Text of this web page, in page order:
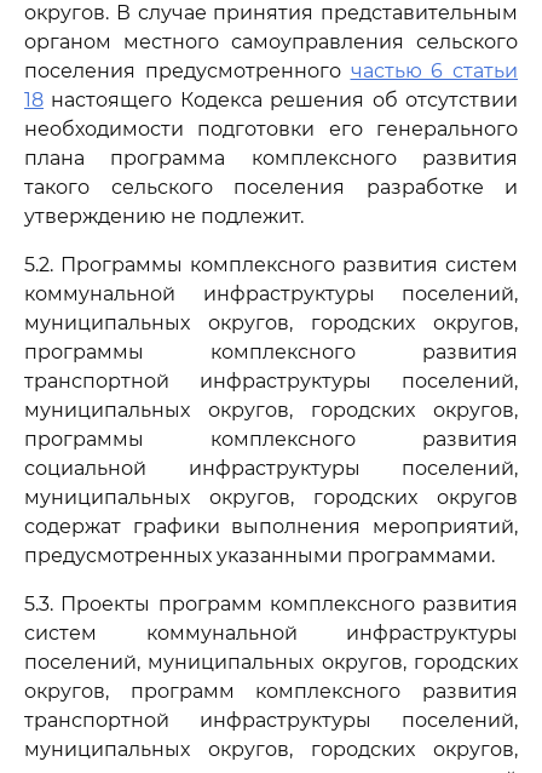
округов. В случае принятия представительным
органом местного самоуправления сельского
поселения предусмотренного частью 6 статьи
18 настоящего Кодекса решения об отсутствии
необходимости подготовки его генерального
плана программа комплексного развития
такого сельского поселения разработке и
утверждению не подлежит.
5.2. Программы комплексного развития систем
коммунальной инфраструктуры поселений,
муниципальных округов, городских округов,
программы комплексного развития
транспортной инфраструктуры поселений,
муниципальных округов, городских округов,
программы комплексного развития
социальной инфраструктуры поселений,
муниципальных округов, городских округов
содержат графики выполнения мероприятий,
предусмотренных указанными программами.
5.3. Проекты программ комплексного развития
систем коммунальной инфраструктуры
поселений, муниципальных округов, городских
округов, программ комплексного развития
транспортной инфраструктуры поселений,
муниципальных округов, городских округов,